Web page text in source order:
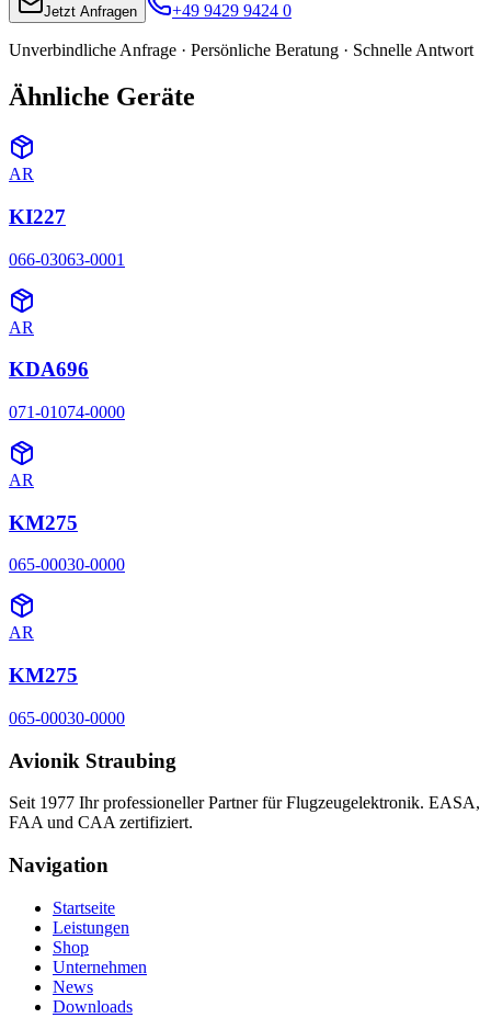
Jetzt Anfragen +49 9429 9424 0
Unverbindliche Anfrage · Persönliche Beratung · Schnelle Antwort
Ähnliche Geräte
AR
KI227
066-03063-0001
AR
KDA696
071-01074-0000
AR
KM275
065-00030-0000
AR
KM275
065-00030-0000
Avionik Straubing
Seit 1977 Ihr professioneller Partner für Flugzeugelektronik. EASA,
FAA und CAA zertifiziert.
Navigation
Startseite
Leistungen
Shop
Unternehmen
News
Downloads